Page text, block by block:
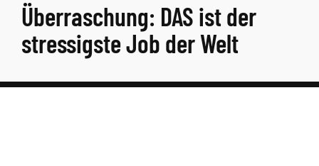
Überraschung: DAS ist der
stressigste Job der Welt